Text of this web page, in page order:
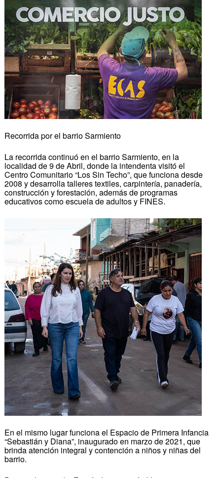
Recorrida por el barrio Sarmiento
La recorrida continuó en el barrio Sarmiento, en la
localidad de 9 de Abril, donde la intendenta visitó el
Centro Comunitario “Los Sin Techo”, que funciona desde
2008 y desarrolla talleres textiles, carpintería, panadería,
construcción y forestación, además de programas
educativos como escuela de adultos y FINES.
En el mismo lugar funciona el Espacio de Primera Infancia
“Sebastián y Diana”, inaugurado en marzo de 2021, que
brinda atención integral y contención a niños y niñas del
barrio.